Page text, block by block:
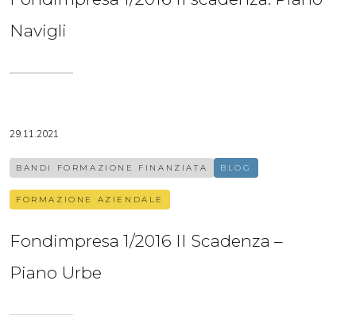
Navigli
29.11.2021
BANDI FORMAZIONE FINANZIATA BLOG
FORMAZIONE AZIENDALE
Fondimpresa 1/2016 II Scadenza –
Piano Urbe